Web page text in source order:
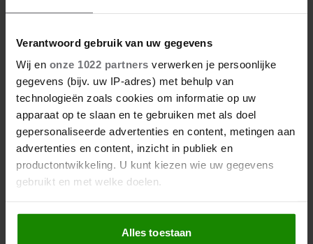
Verantwoord gebruik van uw gegevens
Wij en onze 1022 partners verwerken je persoonlijke
gegevens (bijv. uw IP-adres) met behulp van
technologieën zoals cookies om informatie op uw
apparaat op te slaan en te gebruiken met als doel
gepersonaliseerde advertenties en content, metingen aan
advertenties en content, inzicht in publiek en
productontwikkeling. U kunt kiezen wie uw gegevens
gebruikt en met welke doelen.
Als u het toestaat, willen we ook graag:
Informatie verzamelen over uw geografische locatie,
Alles toestaan
De nieuwe Mijn Geheim ligt nu in de winkel
Abonneren
Digitaal lezen
Los kopen